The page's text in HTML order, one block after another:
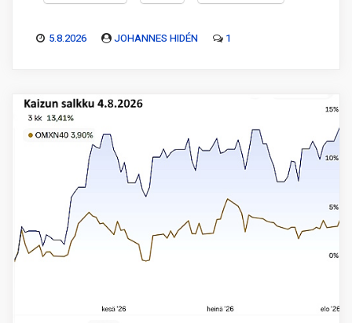
5.8.2026 JOHANNES HIDÉN 1